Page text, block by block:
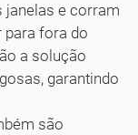
janelas e corram
para fora do
a solução
garantindo
são